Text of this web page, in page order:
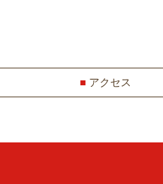
アクセス